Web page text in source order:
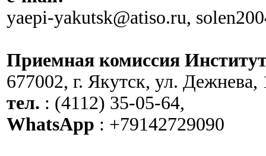
yaepi-yakutsk@atiso.ru,
Приемная комиссия
677002, г. Якутск, ул. Дежнева,
тел. : (4112) 35-05-64,
WhatsApp : +79142729090